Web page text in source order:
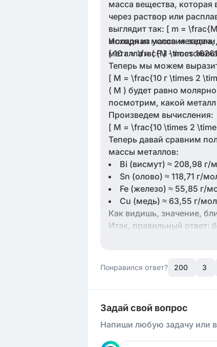
масса вещества, которая
через раствор или
выглядит так: [ m =
молярная масса металла,
металла и ( F ) -
Исходя из условия
[ 10 г = \frac{M \times
Теперь мы можем
[ M = \frac{10 г \times 2
( M ) будет равно
посмотрим, какой
Произведем вычисления:
[ M = \frac{10 \times 2
Теперь давай сравним
массы металлов:
Bi (висмут) ≈ 208,98 г/
Sn (олово) ≈ 118,71 г/
Fe (железо) ≈ 55,85 г/
Cu (медь) ≈ 63,55 г/
Как видишь, значение,
Итак, правильный ответ:
Понравился ответ? 200 3
Задай свой вопрос
Напиши любую задачу или